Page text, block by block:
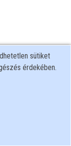
sütiket
érdekében.